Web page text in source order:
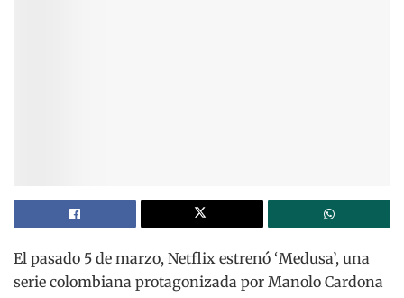
El pasado 5 de marzo, Netflix estrenó ‘Medusa’, una
serie colombiana protagonizada por Manolo Cardona